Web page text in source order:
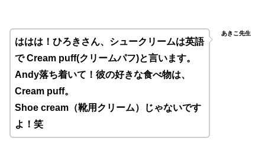
あきこ先生
ははは！ひろきさん、シュークリームは英語
でCream puff(クリームパフ)と言います。
Andy落ち着いて！彼の好きな食べ物は、
Cream puff。
Shoe cream（靴用クリーム）じゃないです
よ！笑